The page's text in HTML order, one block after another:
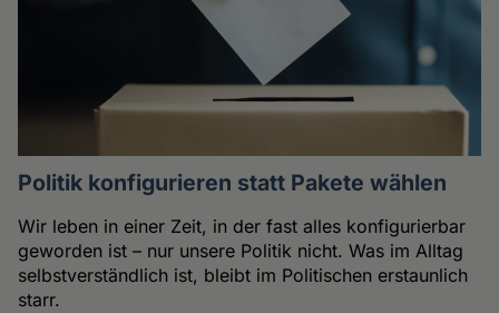
Politik konfigurieren statt Pakete wählen
Wir leben in einer Zeit, in der fast alles konfigurierbar
geworden ist – nur unsere Politik nicht. Was im Alltag
selbstverständlich ist, bleibt im Politischen erstaunlich
starr.